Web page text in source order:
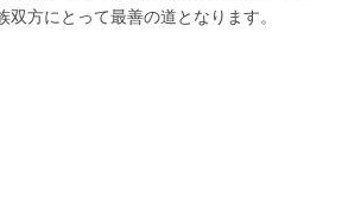
双方にとって最善の道となります。